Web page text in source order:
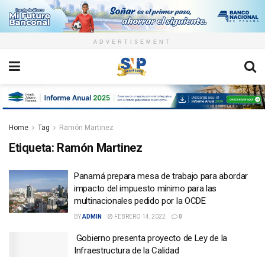
ADVERTISEMENT
Home Tag Ramón Martinez
Etiqueta: Ramón Martinez
Panamá prepara mesa de trabajo para abordar
impacto del impuesto mínimo para las
multinacionales pedido por la OCDE
BYADMIN FEBRERO 14, 2022 0
Gobierno presenta proyecto de Ley de la
Infraestructura de la Calidad